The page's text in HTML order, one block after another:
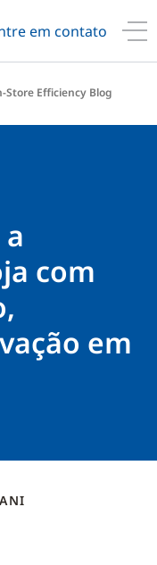
em contato
Store Efficiency Blog
com
em